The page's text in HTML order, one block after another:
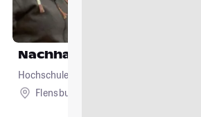
Nachhaltige
Hochschule Flensburg
Flensburg